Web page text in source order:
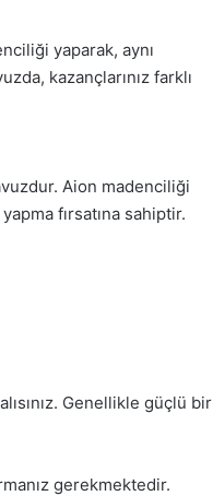
yaparak, aynı
kazançlarınız farklı
Aion madenciliği
fırsatına sahiptir.
Genellikle güçlü bir
gerekmektedir.